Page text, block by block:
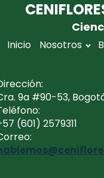
Inicio Nosotros
9a #90-53,
(601) 2579311